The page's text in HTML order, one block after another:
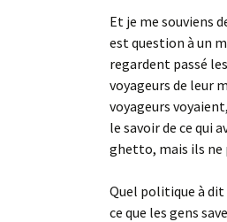
Et je me souviens
est question à un
regardent passé
voyageurs de leur
voyageurs
le savoir de ce qui
ghetto, mais ils
Quel politique à dit
ce que les gens